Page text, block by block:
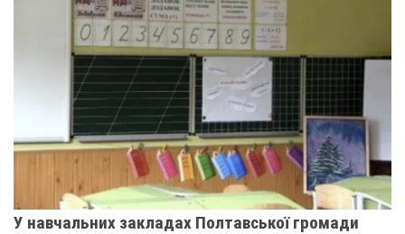
У навчальних закладах Полтавської громади